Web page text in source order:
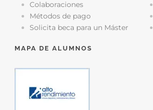
Colaboraciones
Métodos de pago
Solicita beca para un Máster
MAPA DE ALUMNOS